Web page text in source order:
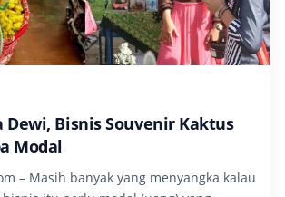
Dewi, Bisnis Souvenir Kaktus
Modal
– Masih banyak yang menyangka kalau